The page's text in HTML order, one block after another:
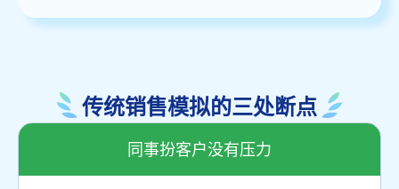
传统销售模拟的三处断点
同事扮客户没有压力